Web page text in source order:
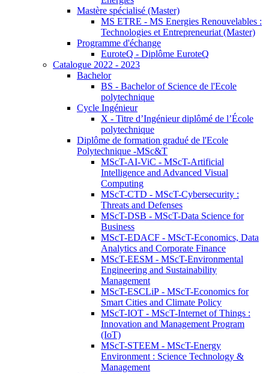
Mastère spécialisé (Master)
MS ETRE - MS Energies Renouvelables :
Technologies et Entrepreneuriat (Master)
Programme d'échange
EuroteQ - Diplôme EuroteQ
Catalogue 2022 - 2023
Bachelor
BS - Bachelor of Science de l'Ecole
polytechnique
Cycle Ingénieur
X - Titre d’Ingénieur diplômé de l’École
polytechnique
Diplôme de formation gradué de l'Ecole
Polytechnique -MSc&T
MScT-AI-ViC - MScT-Artificial
Intelligence and Advanced Visual
Computing
MScT-CTD - MScT-Cybersecurity :
Threats and Defenses
MScT-DSB - MScT-Data Science for
Business
MScT-EDACF - MScT-Economics, Data
Analytics and Corporate Finance
MScT-EESM - MScT-Environmental
Engineering and Sustainability
Management
MScT-ESCLiP - MScT-Economics for
Smart Cities and Climate Policy
MScT-IOT - MScT-Internet of Things :
Innovation and Management Program
(IoT)
MScT-STEEM - MScT-Energy
Environment : Science Technology &
Management